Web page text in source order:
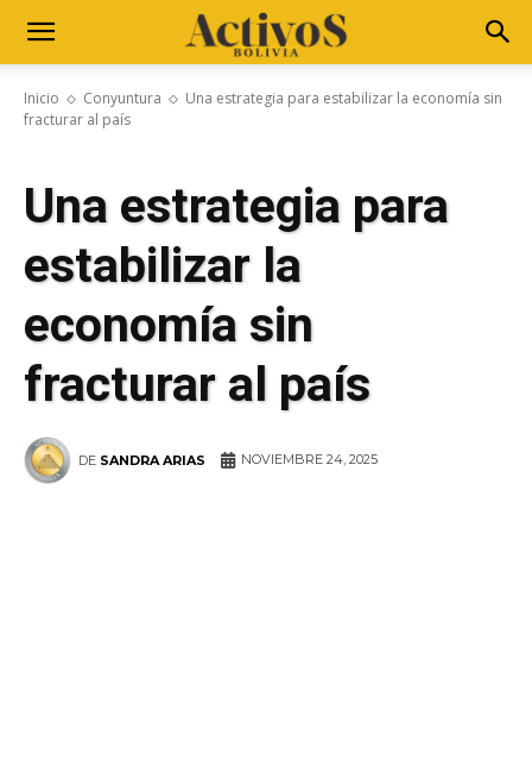
Inicio Conyuntura
Una estrategia para estabilizar la economía sin
fracturar al país
Una estrategia para
estabilizar la
economía sin
fracturar al país
DE SANDRA ARIAS NOVIEMBRE 24, 2025